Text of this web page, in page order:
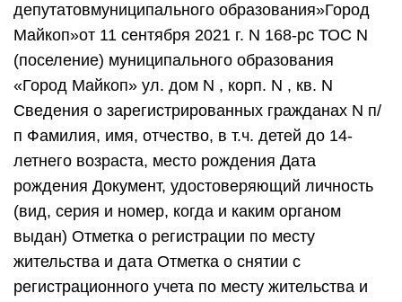
депутатовмуниципального образования»Город
Майкоп»от 11 сентября 2021 г. N 168-рс ТОС N
(поселение) муниципального образования
«Город Майкоп» ул. дом N , корп. N , кв. N
Сведения о зарегистрированных гражданах N п/
п Фамилия, имя, отчество, в т.ч. детей до 14-
летнего возраста, место рождения Дата
рождения Документ, удостоверяющий личность
(вид, серия и номер, когда и каким органом
выдан) Отметка о регистрации по месту
жительства и дата Отметка о снятии с
регистрационного учета по месту жительства и